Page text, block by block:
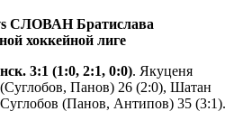
СЛОВАН Братислава
хоккейной лиге
3:1 (1:0, 2:1, 0:0). Якуценя
Панов) 26 (2:0), Шатан
(Панов, Антипов) 35 (3:1).